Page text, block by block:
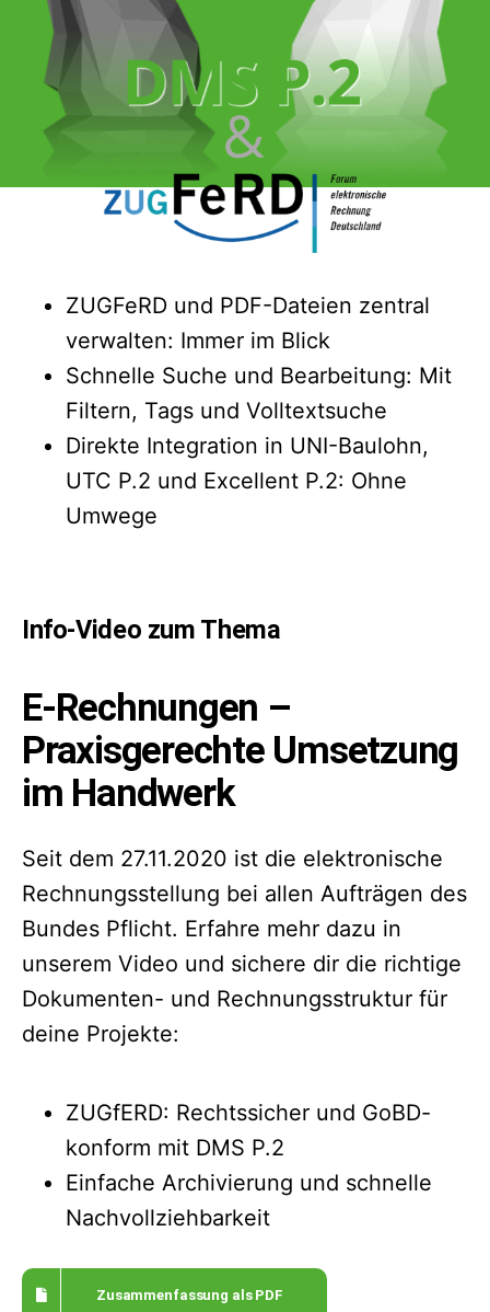
ZUGFeRD und PDF-Dateien zentral
verwalten: Immer im Blick
Schnelle Suche und Bearbeitung: Mit
Filtern, Tags und Volltextsuche
Direkte Integration in UNI-Baulohn,
UTC P.2 und Excellent P.2: Ohne
Umwege
Info-Video zum Thema
E-Rechnungen –
Praxisgerechte Umsetzung
im Handwerk
Seit dem 27.11.2020 ist die elektronische
Rechnungsstellung bei allen Aufträgen des
Bundes Pflicht. Erfahre mehr dazu in
unserem Video und sichere dir die richtige
Dokumenten- und Rechnungsstruktur für
deine Projekte:
ZUGfERD: Rechtssicher und GoBD-
konform mit DMS P.2
Einfache Archivierung und schnelle
Nachvollziehbarkeit
Zusammenfassung als PDF